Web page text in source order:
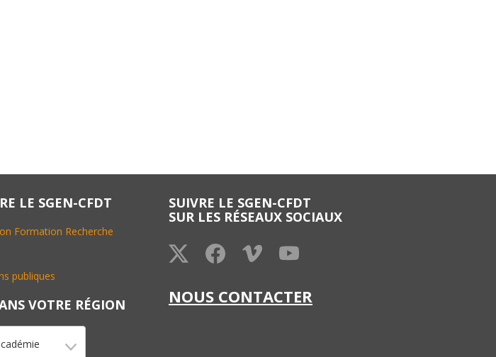
LE SGEN-CFDT
Formation Recherche
publiques
VOTRE RÉGION
SUIVRE LE SGEN-CFDT
SUR LES RÉSEAUX SOCIAUX
NOUS CONTACTER